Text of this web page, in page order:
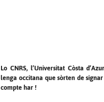
Lo CNRS, l’Universitat Còsta
lenga occitana que sòrten de
compte har !